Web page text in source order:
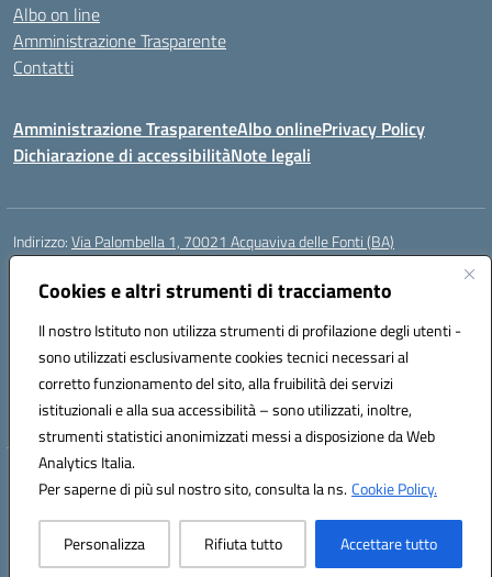
Cookies e altri strumenti di tracciamento
Il nostro Istituto non utilizza strumenti di profilazione degli utenti -
sono utilizzati esclusivamente cookies tecnici necessari al
corretto funzionamento del sito, alla fruibilità dei servizi
istituzionali e alla sua accessibilità – sono utilizzati, inoltre,
strumenti statistici anonimizzati messi a disposizione da Web
Analytics Italia.
Per saperne di più sul nostro sito, consulta la ns.Cookie Policy.
Personalizza Rifiuta tutto Accettare tutto
Albo on line
Amministrazione Trasparente
Contatti
Amministrazione TrasparenteAlbo onlinePrivacy Policy
Dichiarazione di accessibilitàNote legali
Indirizzo:Via Palombella 1, 70021 Acquaviva delle Fonti (BA)
Centralino:
Posta elettronica certificata (PEC):baic89400e@pec.istruzione.it
Codice fiscale: 91121590722
Codice meccanografico:baic89400e
Codice Indice delle Pubbliche Amministrazioni (IPA): icddagio
Codice unico di fatturazione (CUF): UFGHCG
Hosting & Powered by 3D Solution S.r.l.
Concept & Design by Designers Italia